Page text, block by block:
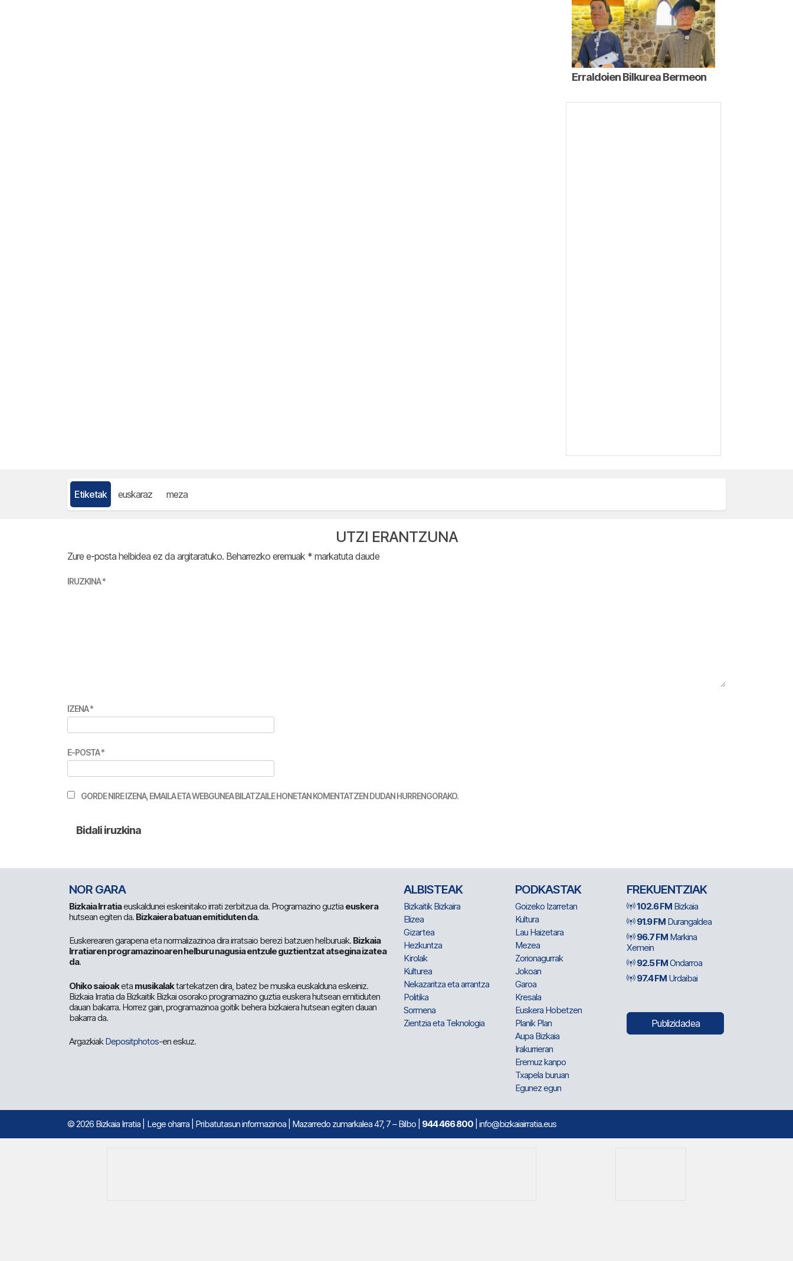
Erraldoien Bilkurea Bermeon
Etiketak euskaraz meza
UTZI ERANTZUNA
Zure e-posta helbidea ez da argitaratuko. Beharrezko eremuak * markatuta daude
IRUZKINA*
IZENA*
E-POSTA*
GORDE NIRE IZENA, EMAILA ETA WEBGUNEA BILATZAILE HONETAN KOMENTATZEN DUDAN HURRENGORAKO.
NOR GARA
Bizkaia Irratiaeuskaldunei eskeinitako irrati zerbitzua da. Programazino guztia euskera
hutsean egiten da. Bizkaiera batuan emitiduten da.
Euskerearen garapena eta normalizazinoa dira irratsaio berezi batzuen helburuak. Bizkaia
Irratiaren programazinoaren helburu nagusia entzule guztientzat atsegina izatea
da.
Ohiko saioaketa musikalaktartekatzen dira, batez be musika euskalduna eskeiniz.
Bizkaia Irratia da Bizkaitik Bizkai osorako programazino guztia euskera hutsean emitiduten
dauan bakarra. Horrez gain, programazinoa goitik behera bizkaiera hutsean egiten dauan
bakarra da.
ArgazkiakDepositphotos-en eskuz.
ALBISTEAK
Bizkaitik Bizkaira
Elizea
Gizartea
Hezkuntza
Kirolak
Kulturea
Nekazaritza eta arrantza
Politika
Sormena
Zientzia eta Teknologia
PODKASTAK
Goizeko Izarretan
Kultura
Lau Haizetara
Mezea
Zorionagurrak
Jokoan
Garoa
Kresala
Euskera Hobetzen
Planik Plan
Aupa Bizkaia
Irakurrieran
Eremuz kanpo
Txapela buruan
Egunez egun
FREKUENTZIAK
102.6 FM Bizkaia
91.9 FM Durangaldea
96.7 FM Markina
Xemein
92.5 FMOndarroa
97.4 FM Urdaibai
Publizidadea
© 2026 Bizkaia Irratia Lege oharra Pribatutasun informazinoa | Mazarredo zumarkalea 47, 7 – Bilbo | 944 466 800 | info@bizkaiairratia.eus